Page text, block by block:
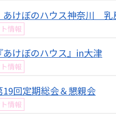
あけぼのハウス神奈川
情報
あけぼのハウス』in大津
情報
19回定期総会＆懇親会
情報